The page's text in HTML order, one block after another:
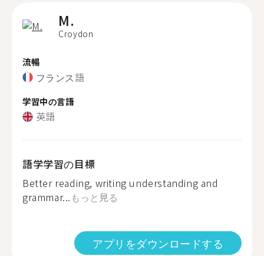
M.
Croydon
流暢
フランス語
学習中の言語
英語
語学学習の目標
Better reading, writing understanding and
grammar... もっと見る
アプリをダウンロードする